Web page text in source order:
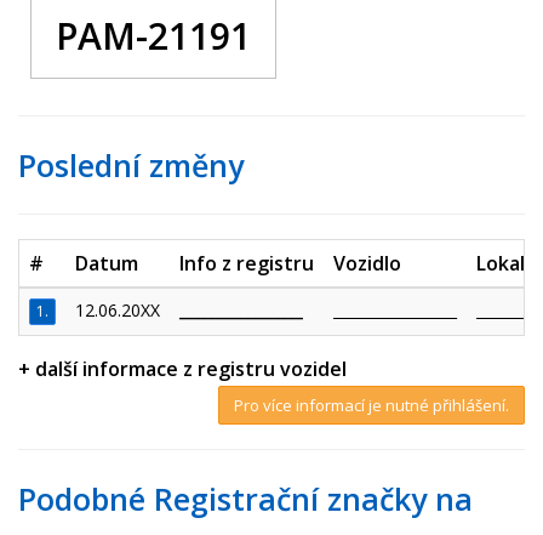
PAM-21191
Poslední změny
# Datum Info z registru Vozidlo
1. 12.06.20XX
+ další informace z registru vozidel
Pro více informací je nutné přihlášení.
Podobné Registrační značky na